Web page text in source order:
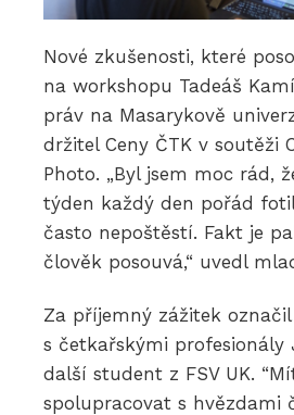
Nové zkušenosti, které
na workshopu Tadeáš
práv na Masarykově
držitel Ceny ČTK v soutěži
Photo. „Byl jsem moc rád,
týden každý den pořád
často nepoštěstí. Fakt je
člověk posouvá,“ uvedl
Za příjemný zážitek
s četkařskými profesionály
další student z FSV UK.
spolupracovat s hvězdami